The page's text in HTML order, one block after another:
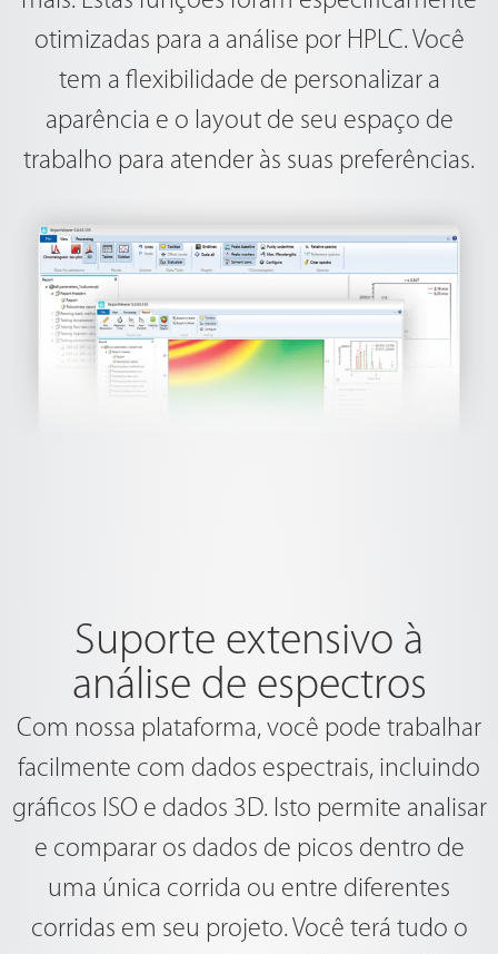
otimizadas para a análise por HPLC. Você
tem a flexibilidade de personalizar a
aparência e o layout de seu espaço de
trabalho para atender às suas preferências.
Suporte extensivo à
análise de espectros
Com nossa plataforma, você pode trabalhar
facilmente com dados espectrais, incluindo
gráficos ISO e dados 3D. Isto permite analisar
e comparar os dados de picos dentro de
uma única corrida ou entre diferentes
corridas em seu projeto. Você terá tudo o